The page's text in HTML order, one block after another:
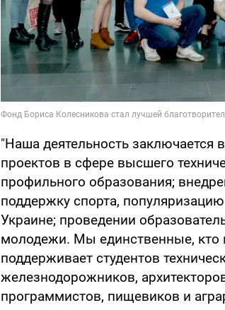
"Наша деятельность заключается
проектов в сфере высшего
профильного образования;
поддержку спорта,
Украине; проведении
молодежи. Мы единственные, кто
поддерживает студентов
железнодорожников,
программистов, пищевиков и